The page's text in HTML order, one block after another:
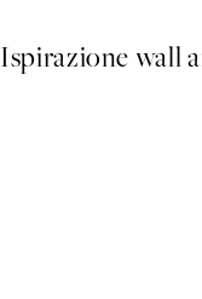
Ispirazione wall